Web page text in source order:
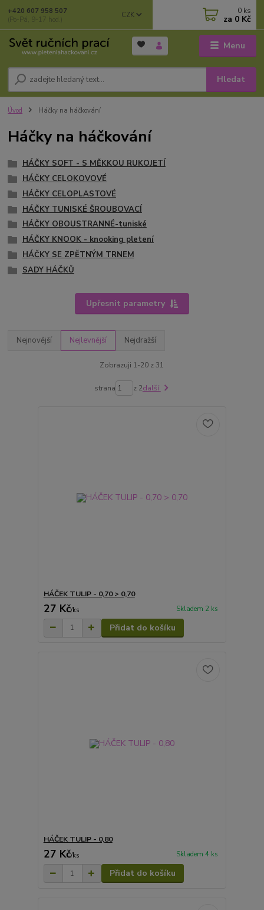
Menu
CZK
Hledat
+420 607 958 507
(Po-Pá, 9-17 hod.)
0 ks
za 0 Kč
Úvod Háčky na háčkování
Háčky na háčkování
HÁČKY SOFT - S MĚKKOU RUKOJETÍ
HÁČKY CELOKOVOVÉ
HÁČKY CELOPLASTOVÉ
HÁČKY TUNISKÉ ŠROUBOVACÍ
HÁČKY OBOUSTRANNÉ-tuniské
HÁČKY KNOOK - knooking pletení
HÁČKY SE ZPĚTNÝM TRNEM
SADY HÁČKŮ
Upřesnit parametry
Nejnovější Nejlevnější Nejdražší
Zobrazuji 1-20 z 31
strana z 2další
HÁČEK TULIP - 0,70 > 0,70
27 Kč/ks Skladem 2 ks
Přidat do košíku
HÁČEK TULIP - 0,80
27 Kč/ks Skladem 4 ks
Přidat do košíku